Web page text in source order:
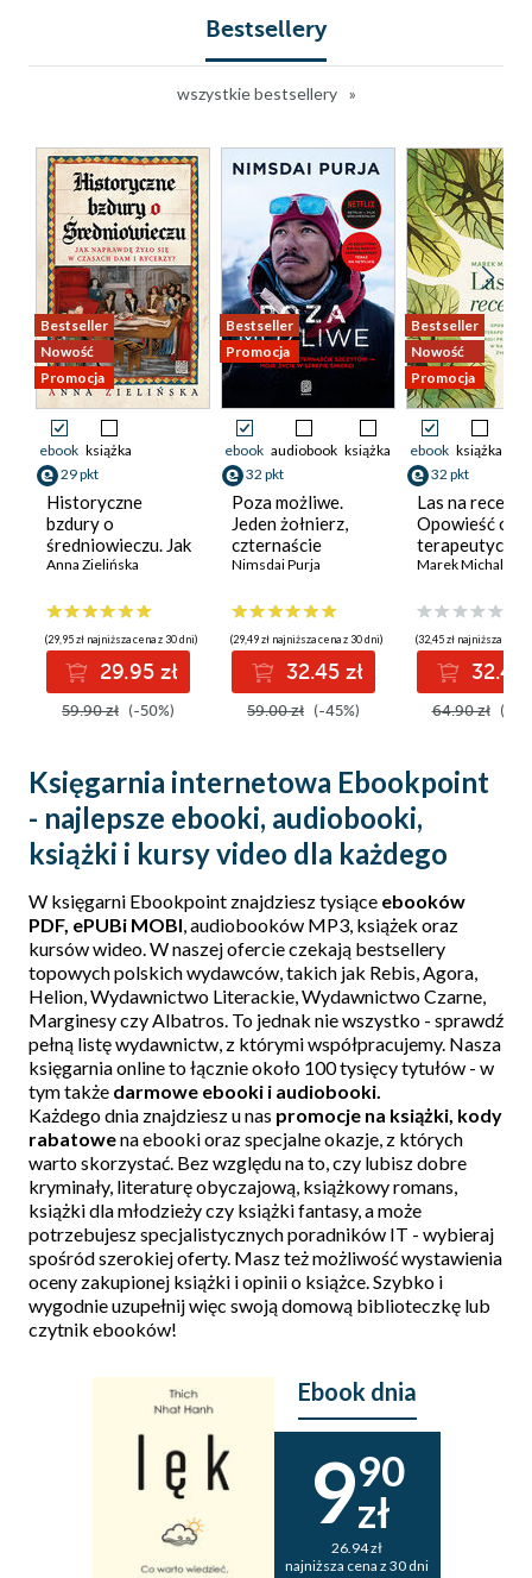
Bestsellery
wszystkie bestsellery
Bestseller
Nowość
Promocja
ebook książka
29 pkt
Historyczne
bzdury o
średniowieczu. Jak
naprawdę żyło się
rycerzy?
Anna Zielińska
(29,95 zł najniższa cena z 30 dni)
29.95 zł
59.90 zł (-50%)
Bestseller
Promocja
ebook audiobook książka
32 pkt
Poza możliwe.
Jeden żołnierz,
czternaście
szczytów - moje
śmierci
Nimsdai Purja
(29,49 zł najniższa cena z 30 dni)
32.45 zł
59.00 zł (-45%)
Bestseller
Nowość
Promocja
ebook książka
32 pkt
Las na
Opowieść o
przyrody w
Marek Michalski
(32,45 zł najniższa cena
32.45
64.90 zł (-
Księgarnia internetowa Ebookpoint
- najlepsze ebooki, audiobooki,
książki i kursy video dla każdego
W księgarni Ebookpoint znajdziesz tysiące ebooków
PDF, ePUBi MOBI, audiobooków MP3, książek oraz
kursów wideo. W naszej ofercie czekają bestsellery
topowych polskich wydawców, takich jak Rebis,Agora,
Helion,Wydawnictwo Literackie,Wydawnictwo Czarne,
MarginesyczyAlbatros. To jednak nie wszystko - sprawdź
pełną listę wydawnictw, z którymi współpracujemy. Nasza
księgarnia online to łącznie około 100 tysięcy tytułów - w
tym także darmowe ebooki i audiobooki.
Każdego dnia znajdziesz u nas promocje na książki, kody
rabatowena ebooki oraz specjalne okazje, z których
warto skorzystać. Bez względu na to, czy lubisz dobre
kryminały, literaturę obyczajową, książkowy romans,
książki dla młodzieży czy książki fantasy, a może
potrzebujesz specjalistycznych poradników IT - wybieraj
spośród szerokiej oferty. Masz też możliwość wystawienia
oceny zakupionej książki i opinii o książce. Szybko i
wygodnie uzupełnij więc swoją domową biblioteczkę lub
czytnik ebooków!
Ebook dnia
990
zł
26.94 zł
najniższa cena z 30 dni